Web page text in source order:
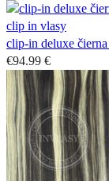
clip-in deluxe
€94.99 €